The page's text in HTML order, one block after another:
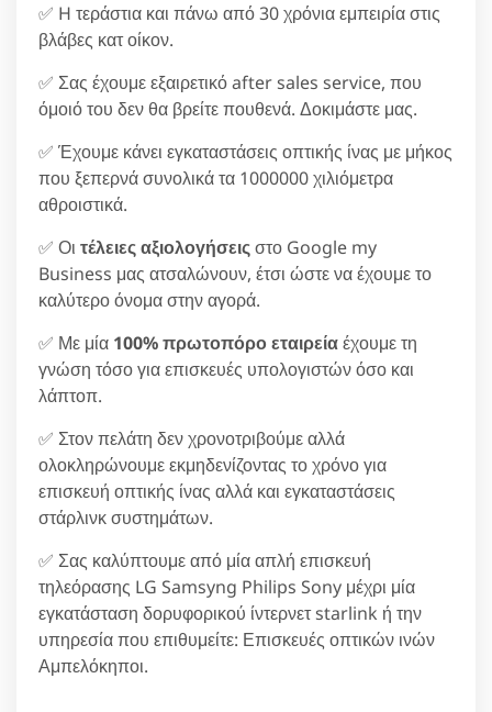
✅ H τεράστια και πάνω από 30 χρόνια εμπειρία στις
βλάβες κατ οίκον.
✅ Σας έχουμε εξαιρετικό after sales service, που
όμοιό του δεν θα βρείτε πουθενά. Δοκιμάστε μας.
✅ Έχουμε κάνει εγκαταστάσεις οπτικής ίνας με μήκος
που ξεπερνά συνολικά τα 1000000 χιλιόμετρα
αθροιστικά.
✅ Οι τέλειες αξιολογήσειςστο Google my
Business μας ατσαλώνουν, έτσι ώστε να έχουμε το
καλύτερο όνομα στην αγορά.
✅ Με μία 100% πρωτοπόρο εταιρείαέχουμε τη
γνώση τόσο για επισκευές υπολογιστών όσο και
λάπτοπ.
✅ Στον πελάτη δεν χρονοτριβούμε αλλά
ολοκληρώνουμε εκμηδενίζοντας το χρόνο για
επισκευή οπτικής ίνας αλλά και εγκαταστάσεις
στάρλινκ συστημάτων.
✅ Σας καλύπτουμε από μία απλή επισκευή
τηλεόρασης LG Samsyng Philips Sony μέχρι μία
εγκατάσταση δορυφορικού ίντερνετ starlink ή την
υπηρεσία που επιθυμείτε: Επισκευές οπτικών ινών
Αμπελόκηποι.